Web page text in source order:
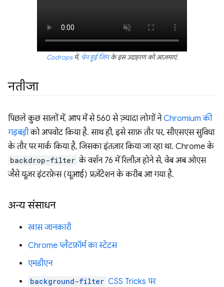
Codropsमें, चेन हुई जिंगके इस उदाहरण को आज़माएं.
नतीजा
पिछले कुछ सालों में, आप में से 560 से ज़्यादा लोगों नेChromium की
गड़बड़ीको अपवोट किया है. साथ ही, इसे साफ़ तौर पर, सीएसएस सुविधा
के तौर पर मार्क किया है, जिसका इंतज़ार किया जा रहा था. Chrome के
backdrop-filter के वर्शन 76 में रिलीज़ होने से, वेब अब ओएस
जैसे यूज़र इंटरफ़ेस (यूआई) प्रज़ेंटेशन के करीब आ गया है.
अन्य संसाधन
खास जानकारी
Chrome प्लैटफ़ॉर्म का स्टेटस
एमडीएन
background-filter CSS Tricks पर